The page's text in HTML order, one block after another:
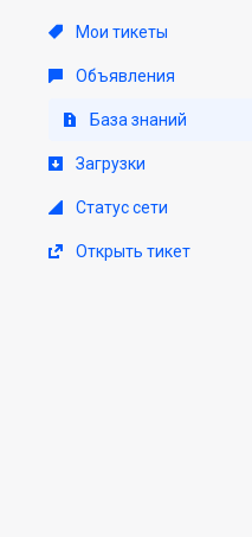
Мои тикеты
Объявления
База знаний
Загрузки
Статус сети
Открыть тикет